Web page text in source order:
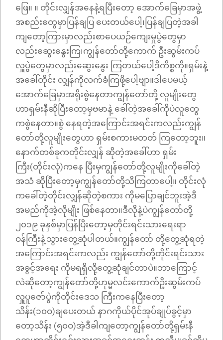
ဖြေ။ ။ တိုင်းလျှန်အနေနဲ့ရပြီးတော့ အောက်ခြေမှာအဖွဲ့
အစည်းတွေမှာပြန်ချပြ ပေးတယ်ပေါ့၊ပြန်ချပြတဲ့အခါ
ကျတော့ကြားမှာလည်းစာပေယဉ်ကျေးမှုပွဲတွေမှာ
လည်းဆွေးနွေးကြ၊ကျွန်တော်တို့ကောက် ဦးဆွမ်းကပ်
လှူပွဲတွေမှာလည်းဆွေးနွေး ကြတယ်ပေါ့ဒီကိစ္စကို။ရှမ်းနဲ့
အခေါ်တိုင်း လျှန်ကိုလက်ခံကြဖို့ပေါ့ဗျာ။ဒါပေမယ့်
အောက်ခြေမှာအရိုးစွဲနေတာကျွန်တော်တို့ လူမျိုးတွေ
ဟာရှမ်းနီဆိုပြီးတော့မှဗမာနဲ့ ခေါ်တဲ့အခေါ်ကိုပဲလူတွေ
ကစွဲနေတာ။စွဲ နေရတဲ့အကြောင်းအရင်းကလည်းကျွန်
တော်တို့လူမျိုးတွေဟာ ရှမ်းစကားမတတ် ကြတော့ဘူး။
နောက်တစ်ခုကတိုင်းလျှန် ဆိုတဲ့အခေါ်ဟာ ရှမ်း
ကြီး(တိုင်းလုံ)ကနေ ပြီးမှကျွန်တော်တို့လူမျိုးကိုခေါ်တဲ့
အသံ ဆိုပြီးတော့မှကျွန်တော်တို့သိကြတာပေါ့။ တိုင်းလုံ
ကခေါ်တဲ့တိုင်းလျှန်ဆိုတဲ့စကား ကိုမပြောချင်ဘူးအဲ့ဒီ
အမည်ကိုအဲ့လိုမျိုး ဖြစ်နေတာ။ဒီလိုနဲ့ပဲကျွန်တော်တို့
၂၀၁၉ ခုနှစ်မှာပြန်ပြီးတော့မှတိုင်းရင်းသားရေးရာ
ဝန်ကြီးနဲ့သွားတွေ့ဆုံပါတယ်။ကျွန်တော် တို့တွေ့ဆုံရတဲ့
အကြောင်းအရင်းကလည်း ကျွန်တော်တို့တိုင်းရင်းသား
အခွင့်အရေး ကိုမရရှိလို့တွေ့ဆုံချင်တာပဲ။ဘာကြောင့်
လဲဆိုတော့ကျွန်တော်တို့ဟုမ္မလင်းကောက်ဦးဆွမ်းကပ်
လှူပူဇော်ပွဲကိုတိုင်းဒေသ ကြီးကနေပြီးတော့
သိန်း(၁၀ဝ)ချပေးတယ် နာဂကိုယ်ပိုင်အုပ်ချုပ်ခွင့်မှာ
တော့သိန်း (၅၀ဝ)အဲ့ဒီခါကျတော့ကျွန်တော်တို့ရှမ်းနီ